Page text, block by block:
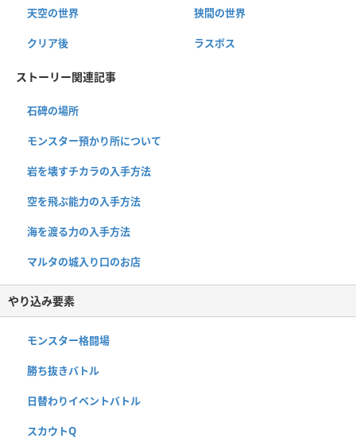
天空の世界 狭間の世界
クリア後 ラスボス
ストーリー関連記事
石碑の場所
モンスター預かり所について
岩を壊すチカラの入手方法
空を飛ぶ能力の入手方法
海を渡る力の入手方法
マルタの城入り口のお店
やり込み要素
モンスター格闘場
勝ち抜きバトル
日替わりイベントバトル
スカウトQ